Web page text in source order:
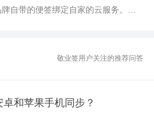
自带的便签绑定自家的云服务。而
敬业签用户关注的推荐问答
和苹果手机同步？